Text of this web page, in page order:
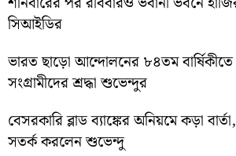
সিআইডির
ভারত ছাড়ো আন্দোলনের ৮৪তম বার্ষিকীতে
সংগ্রামীদের শ্রদ্ধা শুভেন্দুর
বেসরকারি ব্লাড ব্যাঙ্কের অনিয়মে কড়া
সতর্ক করলেন শুভেন্দু